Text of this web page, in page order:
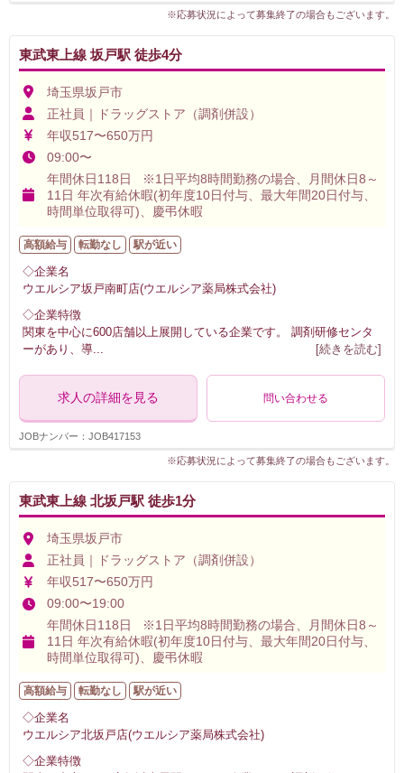
※応募状況によって募集終了の場合もございます。
東武東上線 坂戸駅 徒歩4分
埼玉県坂戸市
正社員｜ドラッグストア（調剤併設）
年収517〜650万円
09:00〜
年間休日118日 ※1日平均8時間勤務の場合、月間休日8～
11日 年次有給休暇(初年度10日付与、最大年間20日付与、
時間単位取得可)、慶弔休暇
高額給与 転勤なし 駅が近い
◇企業名
ウエルシア坂戸南町店(ウエルシア薬局株式会社)
◇企業特徴
関東を中心に600店舗以上展開している企業です。 調剤研修センタ
ーがあり、導
[続きを読む]
求人の詳細を見る 問い合わせる
JOBナンバー：JOB417153
※応募状況によって募集終了の場合もございます。
東武東上線 北坂戸駅 徒歩1分
埼玉県坂戸市
正社員｜ドラッグストア（調剤併設）
年収517〜650万円
09:00〜19:00
年間休日118日 ※1日平均8時間勤務の場合、月間休日8～
11日 年次有給休暇(初年度10日付与、最大年間20日付与、
時間単位取得可)、慶弔休暇
高額給与 転勤なし 駅が近い
◇企業名
ウエルシア北坂戸店(ウエルシア薬局株式会社)
◇企業特徴